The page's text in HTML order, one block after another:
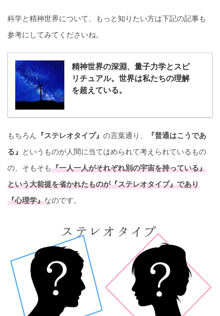
科学と精神世界について、もっと知りたい方は下記の記事も
参考にしてみてくださいね。
精神世界の深淵、量子力学とスピ
リチュアル。世界は私たちの理解
を超えている。
もちろん 『ステレオタイプ』 の言葉通り、
『普通はこうであ
る』 というものが人間に当てはめられて考えられているもの
の、そもそも『一人一人がそれぞれ別の宇宙を持っている』
という大前提を省かれたものが『ステレオタイプ』であり
『心理学』なのです。